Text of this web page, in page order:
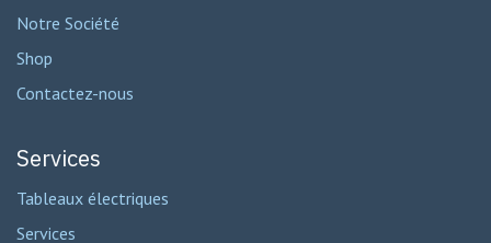
Notre Société
Shop
Contactez-nous
Services
Tableaux électriques
Services